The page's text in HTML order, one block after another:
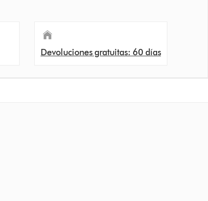
Devoluciones gratuitas: 60 días